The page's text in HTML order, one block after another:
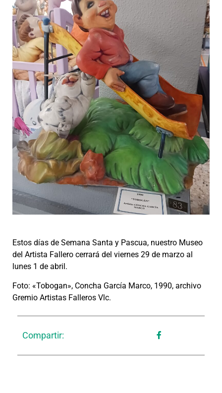
Estos días de Semana Santa y Pascua, nuestro Museo
del Artista Fallero cerrará del viernes 29 de marzo al
lunes 1 de abril.
Foto: «Tobogan», Concha García Marco, 1990, archivo
Gremio Artistas Falleros Vlc.
Compartir: